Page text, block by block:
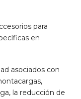
para
en
asociados con
la reducción de